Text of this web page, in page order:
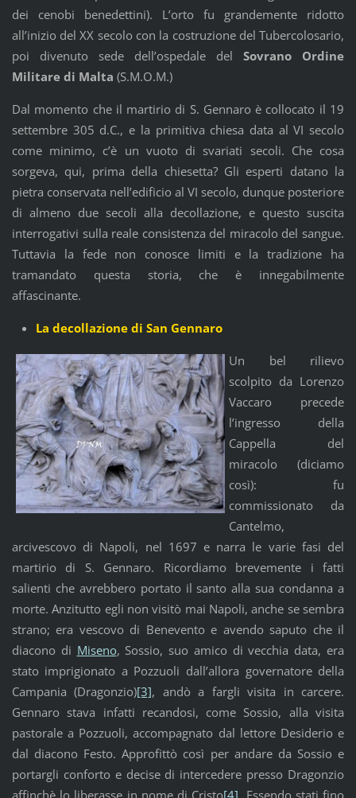
dei cenobi benedettini). L’orto fu grandemente ridotto
all’inizio del XX secolo con la costruzione del Tubercolosario,
poi divenuto sede dell’ospedale del Sovrano Ordine
Militare di Malta (S.M.O.M.)
Dal momento che il martirio di S. Gennaro è collocato il 19
settembre 305 d.C., e la primitiva chiesa data al VI secolo
come minimo, c’è un vuoto di svariati secoli. Che cosa
sorgeva, qui, prima della chiesetta? Gli esperti datano la
pietra conservata nell’edificio al VI secolo, dunque posteriore
di almeno due secoli alla decollazione, e questo suscita
interrogativi sulla reale consistenza del miracolo del sangue.
Tuttavia la fede non conosce limiti e la tradizione ha
tramandato questa storia, che è innegabilmente
affascinante.
La decollazione di San Gennaro
Un bel rilievo
scolpito da Lorenzo
Vaccaro precede
l’ingresso della
Cappella del
miracolo (diciamo
così): fu
commissionato da
Cantelmo,
arcivescovo di Napoli, nel 1697 e narra le varie fasi del
martirio di S. Gennaro. Ricordiamo brevemente i fatti
salienti che avrebbero portato il santo alla sua condanna a
morte. Anzitutto egli non visitò mai Napoli, anche se sembra
strano; era vescovo di Benevento e avendo saputo che il
diacono di Miseno, Sossio, suo amico di vecchia data, era
stato imprigionato a Pozzuoli dall’allora governatore della
Campania (Dragonzio)[3], andò a fargli visita in carcere.
Gennaro stava infatti recandosi, come Sossio, alla visita
pastorale a Pozzuoli, accompagnato dal lettore Desiderio e
dal diacono Festo. Approfittò così per andare da Sossio e
portargli conforto e decise di intercedere presso Dragonzio
affinchè lo liberasse in nome di Cristo[4] . Essendo stati fino